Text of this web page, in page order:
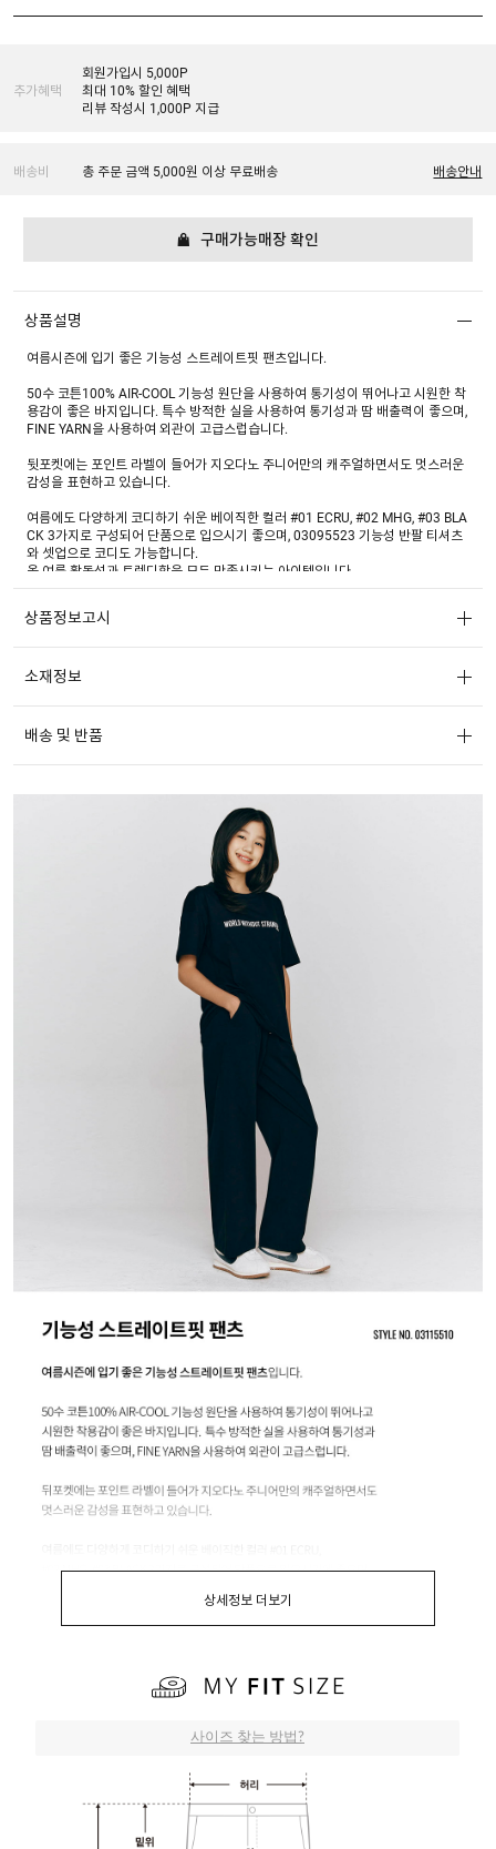
추가혜택
회원가입시 5,000P
최대 10% 할인 혜택
리뷰 작성시 1,000P 지급
배송비 총 주문 금액 5,000원 이상 무료배송 배송안내
구매가능매장 확인
상품설명
여름시즌에 입기 좋은 기능성 스트레이트핏 팬츠입니다.
50수 코튼100% AIR-COOL 기능성 원단을 사용하여 통기성이 뛰어나고 시원한 착
용감이 좋은 바지입니다. 특수 방적한 실을 사용하여 통기성과 땀 배출력이 좋으며,
FINE YARN을 사용하여 외관이 고급스럽습니다.
뒷포켓에는 포인트 라벨이 들어가 지오다노 주니어만의 캐주얼하면서도 멋스러운
감성을 표현하고 있습니다.
여름에도 다양하게 코디하기 쉬운 베이직한 컬러 #01 ECRU, #02 MHG, #03 BLA
CK 3가지로 구성되어 단품으로 입으시기 좋으며, 03095523 기능성 반팔 티셔츠
와 셋업으로 코디도 가능합니다.
올 여름 활동성과 트렌디함을 모두 만족시키는 아이템입니다.
정 없이 쉽고 간편하게 여름 내내 입히시기에 좋습니다.
상품정보고시
소재정보
배송 및 반품
상세정보 더보기